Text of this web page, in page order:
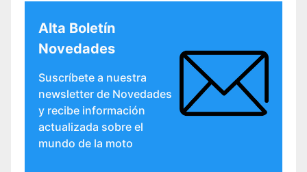
Alta Boletín
Novedades
Suscríbete a nuestra
newsletter de Novedades
y recibe información
actualizada sobre el
mundo de la moto